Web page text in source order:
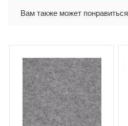
Вам также может понравиться